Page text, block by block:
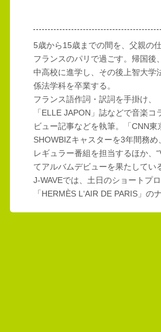
5歳から15歳までの間を、父親の
フランスのパリで過ごす。帰国後
中高校に進学し、その後上智大学
係法学科を卒業する。
フランス語作詞・訳詞を手掛け、
「ELLE JAPON」誌などで音楽コ
ビュー記事などを執筆。「CNN東
SHOWBIZキャスターを3年間務め
レギュラー番組を担当するほか、
てアルバムデビューを果たしてい
J-WAVEでは、土日のショートプ
「HERMÈS L‘AIR DE PARIS」